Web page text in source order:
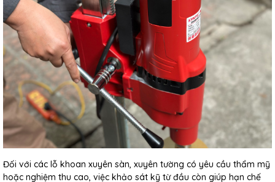
Đối với các lỗ khoan xuyên sàn, xuyên tường có yêu cầu thẩm mỹ
hoặc nghiệm thu cao, việc khảo sát kỹ từ đầu còn giúp hạn chế